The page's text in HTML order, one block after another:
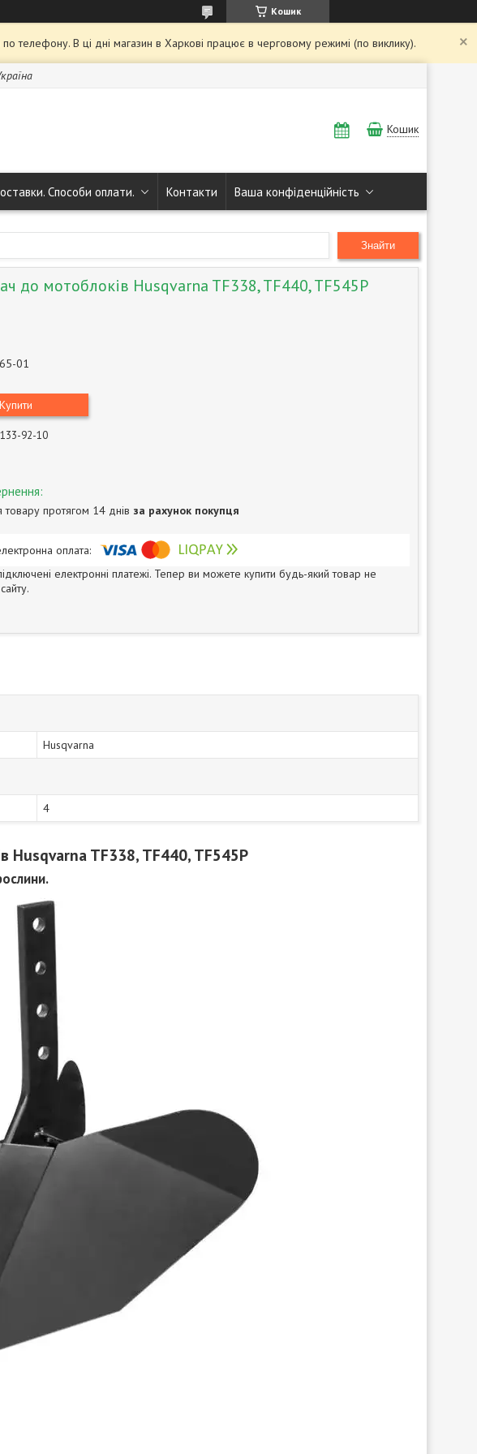
Кошик
телефону. В ці дні магазин в Харкові працює в черговому режимі (по виклику).
Кошик
Способи оплати. Контакти Ваша конфіденційність
Знайти
до мотоблоків Husqvarna TF338, TF440, TF545P
01
Купити
92-10
протягом 14 днів за рахунок покупця
електронні платежі. Тепер ви можете купити будь-який товар не
Husqvarna
4
Husqvarna TF338, TF440, TF545P